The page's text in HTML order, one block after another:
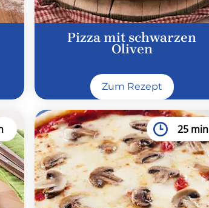
Pizza mit schwarzen
Oliven
Zum Rezept
25 min